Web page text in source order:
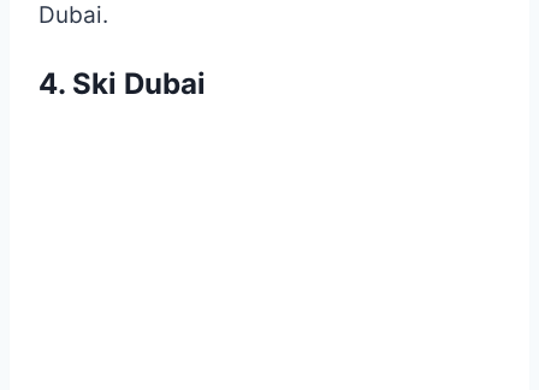
Dubai.
4. Ski Dubai